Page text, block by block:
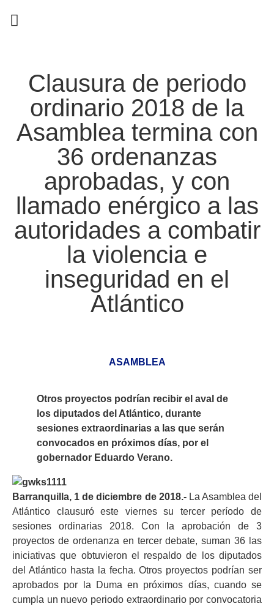
Clausura de periodo
ordinario 2018 de la
Asamblea termina con
36 ordenanzas
aprobadas, y con
llamado enérgico a las
autoridades a combatir
la violencia e
inseguridad en el
Atlántico
ASAMBLEA
Otros proyectos podrían recibir el aval de
los diputados del Atlántico, durante
sesiones extraordinarias a las que serán
convocados en próximos días, por el
gobernador Eduardo Verano.
Barranquilla, 1 de diciembre de 2018.-La Asamblea del
Atlántico clausuró este viernes su tercer período de
sesiones ordinarias 2018. Con la aprobación de 3
proyectos de ordenanza en tercer debate, suman 36 las
iniciativas que obtuvieron el respaldo de los diputados
del Atlántico hasta la fecha. Otros proyectos podrían ser
aprobados por la Duma en próximos días, cuando se
cumpla un nuevo periodo extraordinario por convocatoria